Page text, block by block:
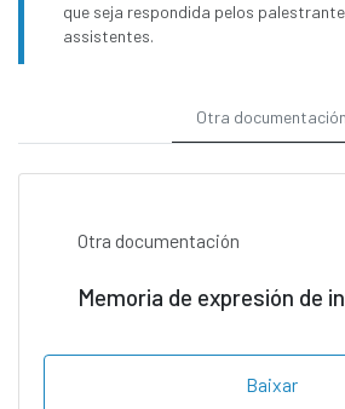
que seja respondida pelos
assistentes.
Otra documentación
Otra documentación
Memoria de expresión de
Baixar